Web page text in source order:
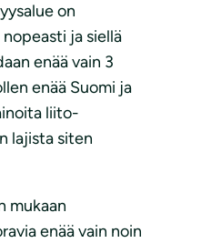
on
ja siellä
enää vain 3
enää Suomi ja
liito-
lajista siten
mukaan
enää vain noin